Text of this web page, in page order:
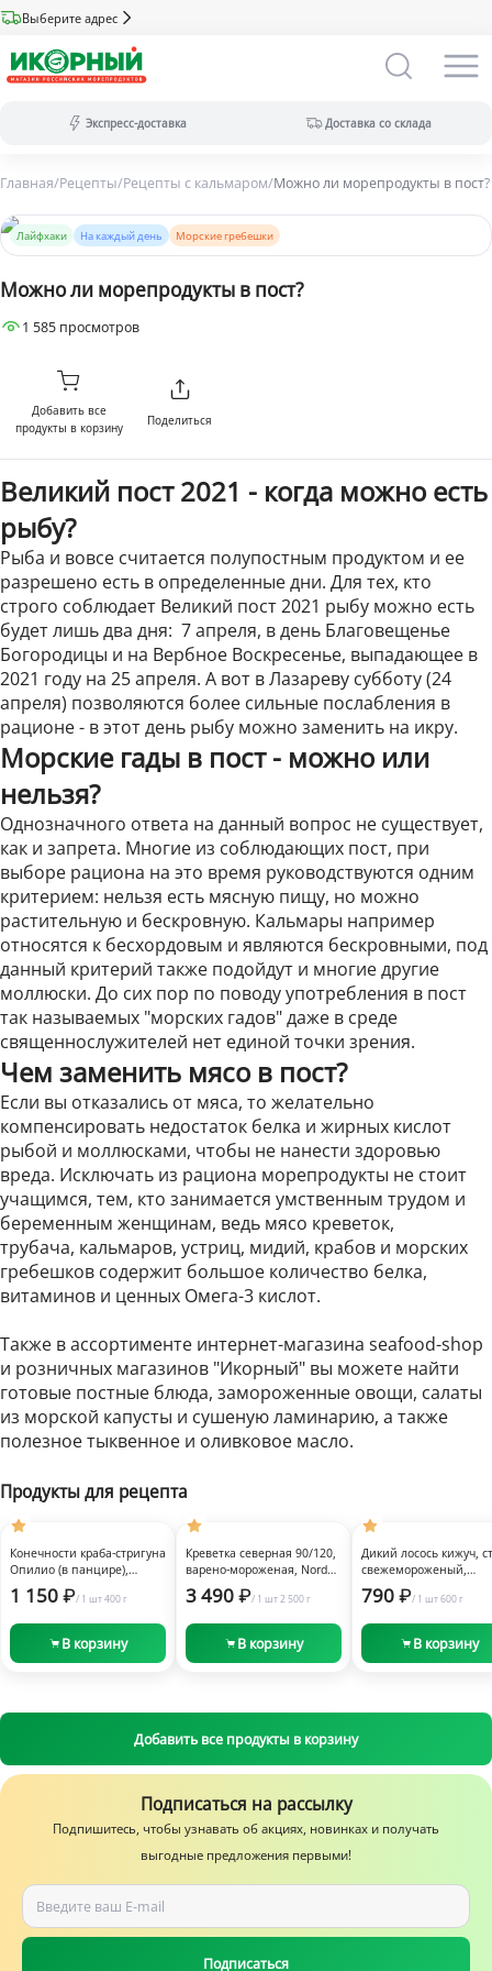
Выберите адрес
Экспресс-доставка Доставка со склада
меньше).
Оплата только на сайте.
в течение дня
(максимальный ассортимент).
Доступны все виды оплат.
Главная/Рецепты/Рецепты с кальмаром/Можно ли морепродукты в пост?
Лайфхаки На каждый день Морские гребешки
Можно ли морепродукты в пост?
1 585 просмотров
Поделиться
Добавить все
продукты в корзину
Великий пост 2021 - когда можно есть
рыбу?
Рыба и вовсе считается полупостным продуктом и ее
разрешено есть в определенные дни. Для тех, кто
строго соблюдает Великий пост 2021 рыбу можно есть
будет лишь два дня: 7 апреля, в день Благовещенье
Богородицы и на Вербное Воскресенье, выпадающее в
2021 году на 25 апреля. А вот в Лазареву субботу (24
апреля) позволяются более сильные послабления в
рационе - в этот день рыбу можно заменить на икру.
Морские гады в пост - можно или
нельзя?
Однозначного ответа на данный вопрос не существует,
как и запрета. Многие из соблюдающих пост, при
выборе рациона на это время руководствуются одним
критерием: нельзя есть мясную пищу, но можно
растительную и бескровную. Кальмары например
относятся к бесхордовым и являются бескровными, под
данный критерий также подойдут и многие другие
моллюски. До сих пор по поводу употребления в пост
так называемых "морских гадов" даже в среде
священнослужителей нет единой точки зрения.
Чем заменить мясо в пост?
Если вы отказались от мяса, то желательно
компенсировать недостаток белка и жирных кислот
рыбой и моллюсками, чтобы не нанести здоровью
вреда. Исключать из рациона морепродукты не стоит
учащимся, тем, кто занимается умственным трудом и
беременным женщинам, ведь мясо креветок,
трубача, кальмаров, устриц, мидий, крабов и морских
гребешков содержит большое количество белка,
витаминов и ценных Омега-3 кислот.
Также в ассортименте интернет-магазина seafood-shop
и розничных магазинов "Икорный" вы можете найти
готовые постные блюда, замороженные овощи, салаты
из морской капусты и сушеную ламинарию, а также
полезноетыквенное и оливковое масло.
Продукты для рецепта
Конечности краба-стригуна
Опилио (в панцире),
варено-мороженые, 400 г
1 150 / 1 шт400 г
В корзину
Креветка северная 90/120,
варено-мороженая, Nord
Piligrim, 2,5 кг
3 490 / 1 шт2 500 г
В корзину
Дикий лосось кижуч,
свежемороженый,
«Икорный», 600 г
790 / 1 шт600 г
В корзину
Добавить все продукты в корзину
Подписаться на рассылку
Подпишитесь, чтобы узнавать об акциях, новинках и получать
выгодные предложения первыми!
Подписаться